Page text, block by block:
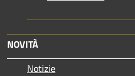
NOVITÀ
Notizie